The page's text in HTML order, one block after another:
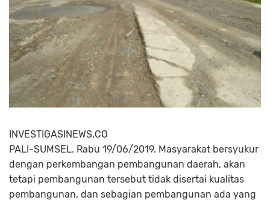
INVESTIGASINEWS.CO
PALI-SUMSEL. Rabu 19/06/2019. Masyarakat bersyukur
dengan perkembangan pembangunan daerah, akan
tetapi pembangunan tersebut tidak disertai kualitas
pembangunan, dan sebagian pembangunan ada yang